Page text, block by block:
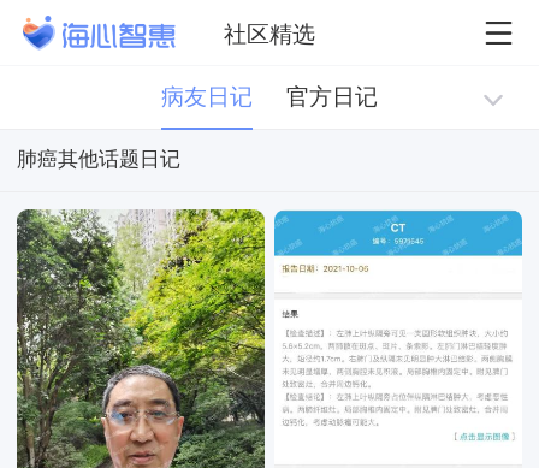
社区精选
病友日记 官方日记
肺癌其他话题日记